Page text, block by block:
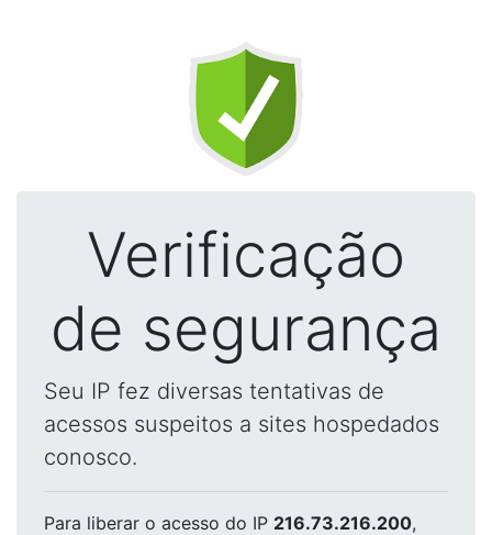
Verificação
de segurança
Seu IP fez diversas tentativas de
acessos suspeitos a sites hospedados
conosco.
Para liberar o acesso do IP 216.73.216.200,